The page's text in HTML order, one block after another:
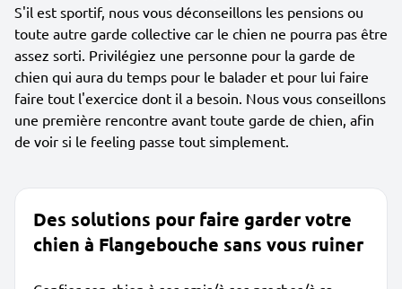
S'il est sportif, nous vous déconseillons les pensions ou
toute autre garde collective car le chien ne pourra pas être
assez sorti. Privilégiez une personne pour la garde de
chien qui aura du temps pour le balader et pour lui faire
faire tout l'exercice dont il a besoin. Nous vous conseillons
une première rencontre avant toute garde de chien, afin
de voir si le feeling passe tout simplement.
Des solutions pour faire garder votre
chien à Flangebouche sans vous ruiner